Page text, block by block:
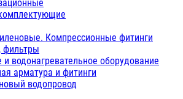
Компрессионные фитинги
фильтры
и водонагревательное оборудование
арматура и фитинги
водопровод